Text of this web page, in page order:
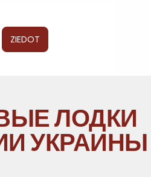
ZIEDOT
ЛОДКИ
УКРАИНЫ